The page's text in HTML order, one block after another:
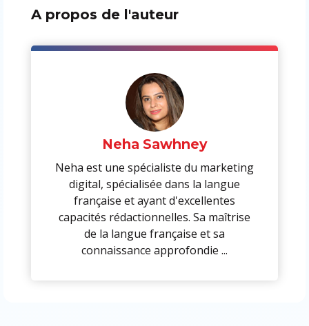
A propos de l'auteur
Neha Sawhney
Neha est une spécialiste du marketing
digital, spécialisée dans la langue
française et ayant d'excellentes
capacités rédactionnelles. Sa maîtrise
de la langue française et sa
connaissance approfondie ...